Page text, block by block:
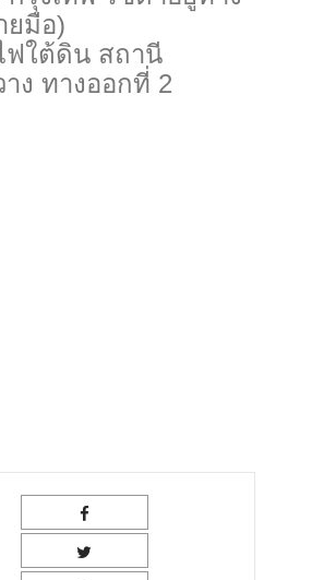
ยมือ)
ฟใต้ดิน สถานี
ง ทางออกที่ 2